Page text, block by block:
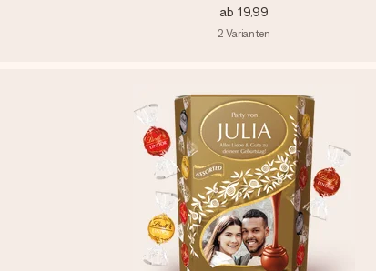
ab 19,99
2 Varianten